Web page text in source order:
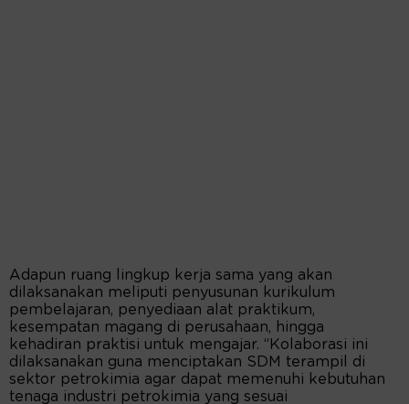
Adapun ruang lingkup kerja sama yang akan
dilaksanakan meliputi penyusunan kurikulum
pembelajaran, penyediaan alat praktikum,
kesempatan magang di perusahaan, hingga
kehadiran praktisi untuk mengajar. “Kolaborasi ini
dilaksanakan guna menciptakan SDM terampil di
sektor petrokimia agar dapat memenuhi kebutuhan
tenaga industri petrokimia yang sesuai